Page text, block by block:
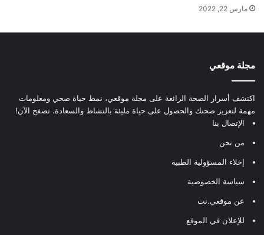
مارس 22, 2022
مجلة موقعي
اكتشف أسرار الصحة الرائعة على مجلة موقعي، نمط حياة صحي ومعلومات
مهمة لتعزيز صحتك والحصول على حياة مليئة بالنشاط والسعادة. تصفح الآن!
الإتصال بنا
من نحن
إخلاء المسؤولية الطبية
سياسة الخصوصية
عن موقعي.نت
للإعلان في الموقع